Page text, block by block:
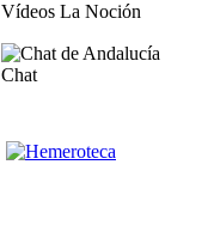
Vídeos La Noción
Chat